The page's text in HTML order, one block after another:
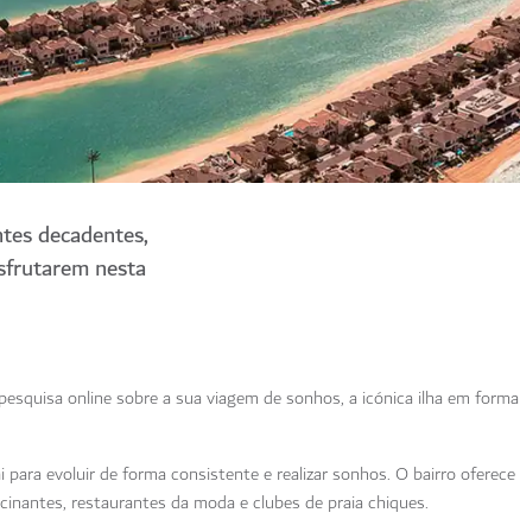
decadentes,
nesta
online sobre a sua viagem de sonhos, a icónica ilha em
evoluir de forma consistente e realizar sonhos. O bairro oferece
restaurantes da moda e clubes de praia chiques.